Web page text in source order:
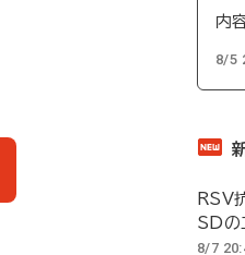
内
8/5
RSV
SDの
8/7